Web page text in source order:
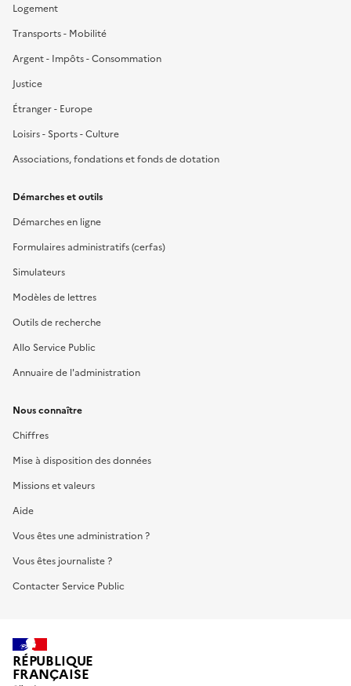
Logement
Transports - Mobilité
Argent - Impôts - Consommation
Justice
Étranger - Europe
Loisirs - Sports - Culture
Associations, fondations et fonds de dotation
Démarches et outils
Démarches en ligne
Formulaires administratifs (cerfas)
Simulateurs
Modèles de lettres
Outils de recherche
Allo Service Public
Annuaire de l'administration
Nous connaître
Chiffres
Mise à disposition des données
Missions et valeurs
Aide
Vous êtes une administration ?
Vous êtes journaliste ?
Contacter Service Public
RÉPUBLIQUE
FRANÇAISE